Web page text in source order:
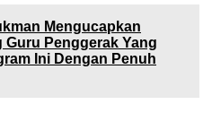
Mengucapkan
Guru Penggerak Yang
Ini Dengan Penuh